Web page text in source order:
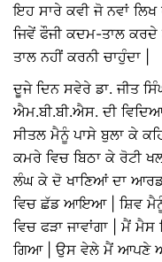
ਇਹ ਸਾਰੇ ਕਵੀ ਜੋ ਨਵਾਂ
ਜਿਵੇਂ ਫੌਜੀ ਕਦਮ-ਤਾਲ
ਤਾਲ ਨਹੀਂ ਕਰਨੀ ਚਾਹੁੰਦਾ |
ਦੂਜੇ ਦਿਨ ਸਵੇਰੇ ਡਾ. ਜੀਤ
ਐਮ.ਬੀ.ਬੀ.ਐਸ. ਦੀ
ਸੀਤਲ ਮੈਨੂੰ ਪਾਸੇ ਬੁਲਾ ਕੇ
ਕਮਰੇ ਵਿਚ ਬਿਠਾ ਕੇ ਰੋਟੀ
ਲੰਘ ਕੇ ਦੋ ਖਾਣਿਆਂ ਦਾ
ਵਿਚ ਛੱਡ ਆਇਆ | ਸ਼ਿਵ ਮੈਨੂੰ
ਵਿਚ ਫੜਾ ਜਾਵਾਂਗਾ | ਮੈਂ
ਗਿਆ | ਉਸ ਵੇਲੇ ਮੈਂ ਆਪਣੇ